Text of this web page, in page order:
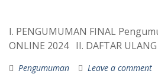
I. PENGUMUMAN FINAL
ONLINE 2024 II. DAFTAR
Pengumuman Leave a comment